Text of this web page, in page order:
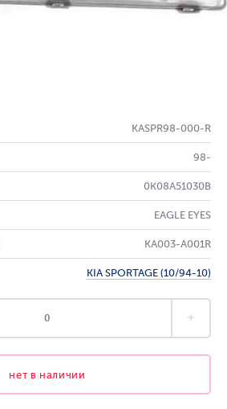
KASPR98-000-R
98-
0K08A51030B
EAGLE EYES
KA003-A001R
KIA SPORTAGE (10/94-10)
нет в наличии